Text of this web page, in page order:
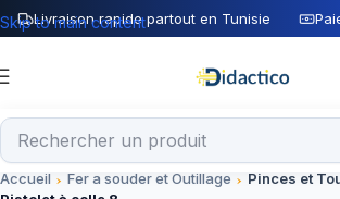
Livraison rapide partout en Tunisie
Skip to main content
Accueil Fer a souder et Outillage
Pinces et